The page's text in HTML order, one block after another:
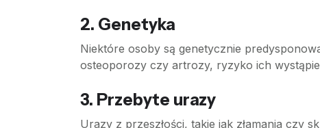
2. Genetyka
Niektóre osoby są genetycznie
osteoporozy czy artrozy, ryzyko ich
3. Przebyte urazy
Urazy z przeszłości, takie jak złamania czy